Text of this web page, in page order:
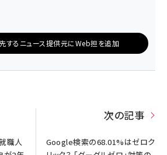
するニュース提供元にWeb担を追加
職人
次の記事
Google検索の68.01%はゼロク